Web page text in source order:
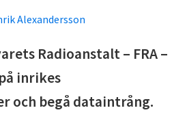
Alexandersson
Radioanstalt – FRA –
inrikes
och begå dataintrång.